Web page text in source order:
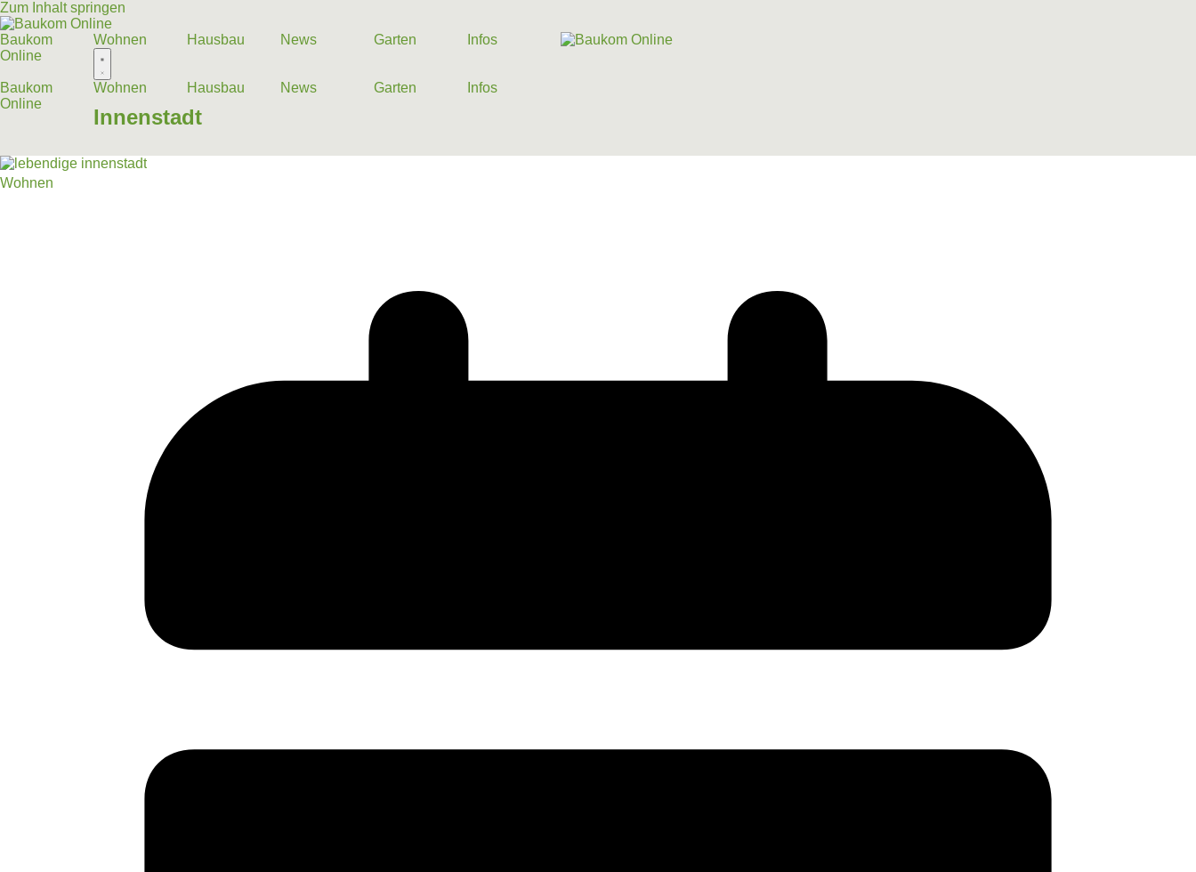
Zum Inhalt springen
Baukom
Online
Wohnen Hausbau News Garten Infos
Baukom
Online
Wohnen Hausbau News Garten Infos
Innenstadt
Wohnen